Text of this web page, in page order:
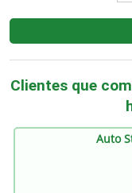
Clientes que
Auto